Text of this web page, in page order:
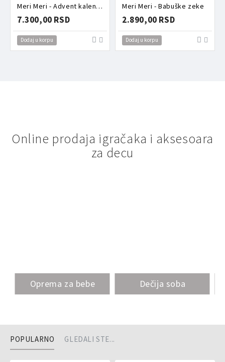
Meri Meri - Advent kalendar šnalice
7.300,00 RSD
Dodaj u korpu
Meri Meri - Babuške zeke
2.890,00 RSD
Dodaj u korpu
Online prodaja igračaka i aksesoara
za decu
Oprema za bebe Dečija soba
POPULARNO GLEDALI STE...